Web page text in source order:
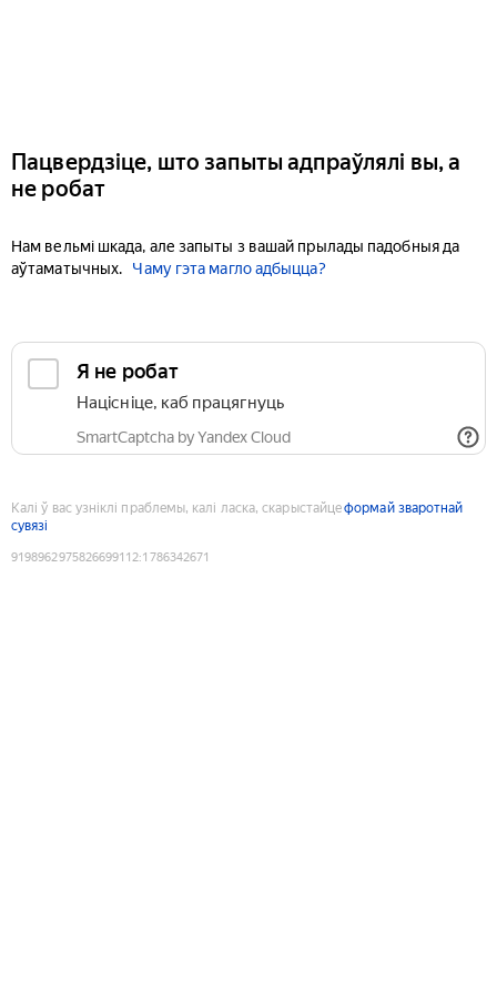
Пацвердзіце, што запыты адпраўлялі вы, а
не робат
Нам вельмі шкада, але запыты з вашай прылады падобныя да
аўтаматычных.
Чаму гэта магло адбыцца?
Я не робат
Націсніце, каб працягнуць
SmartCaptcha by Yandex Cloud
Калі ў вас узніклі праблемы, калі ласка, скарыстайцеформай зваротнай
сувязі
9198962975826699112:1786342671